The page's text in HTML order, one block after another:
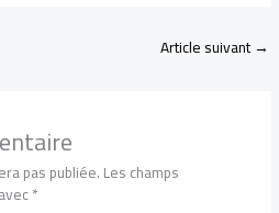
Article suivant→
pas publiée.Les champs
*